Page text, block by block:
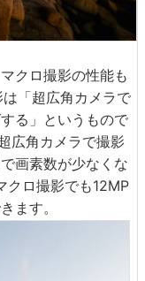
クロ撮影の性能も
「超広角カメラで
る」というもので
広角カメラで撮影
画素数が少なくな
クロ撮影でも12MP
ます。